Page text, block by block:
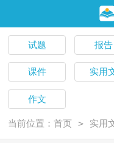
试题 报告
课件 实用
作文
当前位置：首页 > 实用